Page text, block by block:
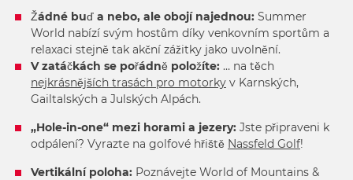
Žádné buď a nebo, ale obojí najednou: Summer
World nabízí svým hostům díky venkovním sportům a
relaxaci stejně tak akční zážitky jako uvolnění.
V zatáčkách se pořádně položíte: … na těch
nejkrásnějších trasách pro motorky v Karnských,
Gailtalských a Julských Alpách.
„Hole-in-one“ mezi horami a jezery: Jste připraveni k
odpálení? Vyrazte na golfové hřiště Nassfeld Golf!
Vertikální poloha: Poznávejte World of Mountains &